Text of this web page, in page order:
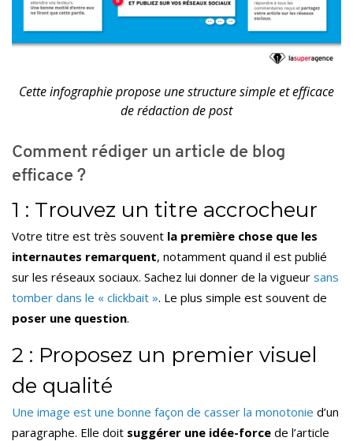
Cette infographie propose une structure simple et efficace
de rédaction de post
Comment rédiger un article de blog
efficace ?
1 : Trouvez un titre accrocheur
Votre titre est très souvent la première chose que les
internautes remarquent, notamment quand il est publié
sur les réseaux sociaux. Sachez lui donner de la vigueur sans
tomber dans le « clickbait ». Le plus simple est souvent de
poser une question.
2 : Proposez un premier visuel
de qualité
Une image est une bonne façon de casser la monotonie d’un
paragraphe. Elle doit suggérer une idée-force de l’article